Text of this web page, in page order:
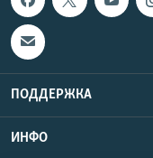
ПОДДЕРЖКА
ИНФО